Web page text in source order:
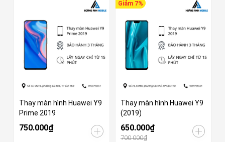
Thay màn hình Huawei Y9
Prime 2019
750.000₫
Giảm 7%
Thay màn hình Huawei Y9
(2019)
650.000₫
700.000₫